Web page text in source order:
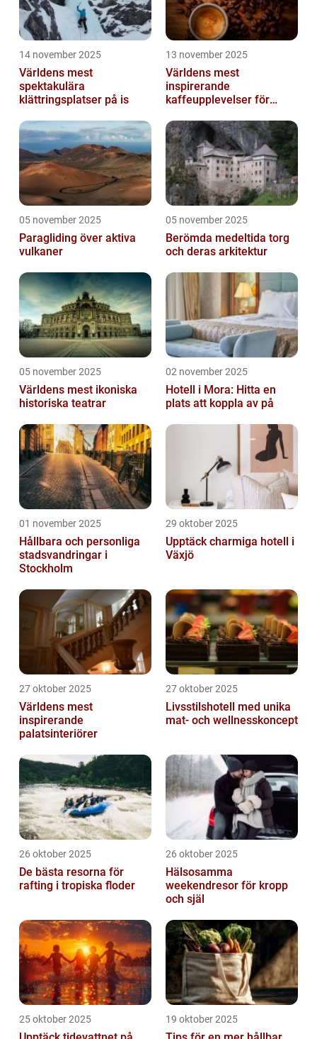
14 november 2025
Världens mest
spektakulära
klättringsplatser på is
13 november 2025
Världens mest
inspirerande
kaffeupplevelser för
05 november 2025
Paragliding över aktiva
vulkaner
05 november 2025
Berömda medeltida torg
och deras arkitektur
05 november 2025
Världens mest ikoniska
historiska teatrar
02 november 2025
Hotell i Mora: Hitta en
plats att koppla av på
01 november 2025
Hållbara och personliga
stadsvandringar i
Stockholm
29 oktober 2025
Upptäck charmiga hotell i
Växjö
27 oktober 2025
Världens mest
inspirerande
palatsinteriörer
27 oktober 2025
Livsstilshotell med unika
mat- och wellnesskoncept
26 oktober 2025
De bästa resorna för
rafting i tropiska floder
26 oktober 2025
Hälsosamma
weekendresor för kropp
och själ
25 oktober 2025 19 oktober 2025